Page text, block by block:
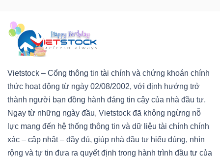
Vietstock – Cổng thông tin tài chính và chứng khoán chính
thức hoạt động từ ngày 02/08/2002, với định hướng trở
thành người bạn đồng hành đáng tin cậy của nhà đầu tư.
Ngay từ những ngày đầu, Vietstock đã không ngừng nỗ
lực mang đến hệ thống thông tin và dữ liệu tài chính chính
xác – cập nhật – đầy đủ, giúp nhà đầu tư hiểu đúng, nhìn
rộng và tự tin đưa ra quyết định trong hành trình đầu tư của